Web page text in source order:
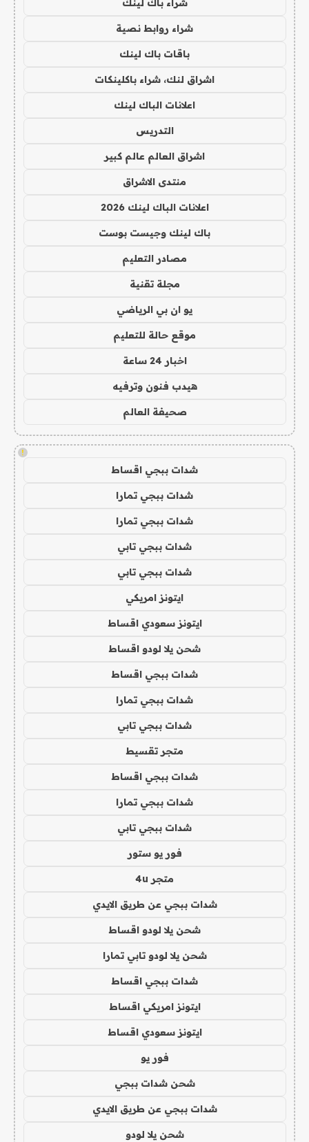
شراء باك لينك
شراء روابط نصية
باقات باك لينك
اشراق لنك، شراء باكلينكات
اعلانات الباك لينك
التدريس
اشراق العالم عالم كبير
منتدى الاشراق
اعلانات الباك لينك 2026
باك لينك وجيست بوست
مصادر التعليم
مجلة تقنية
يو ان بي الرياضي
موقع حالة للتعليم
اخبار 24 ساعة
هيدب فنون وترفيه
صحيفة العالم
!
شدات ببجي اقساط
شدات ببجي تمارا
شدات ببجي تمارا
شدات ببجي تابي
شدات ببجي تابي
ايتونز امريكي
ايتونز سعودي اقساط
شحن يلا لودو اقساط
شدات ببجي اقساط
شدات ببجي تمارا
شدات ببجي تابي
متجر تقسيط
شدات ببجي اقساط
شدات ببجي تمارا
شدات ببجي تابي
فور يو ستور
متجر 4u
شدات ببجي عن طريق الايدي
شحن يلا لودو اقساط
شحن يلا لودو تابي تمارا
شدات ببجي اقساط
ايتونز امريكي اقساط
ايتونز سعودي اقساط
فور يو
شحن شدات ببجي
شدات ببجي عن طريق الايدي
شحن يلا لودو